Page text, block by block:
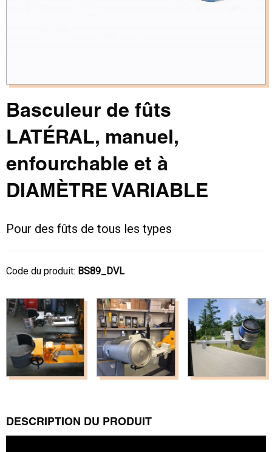
Basculeur de fûts
LATÉRAL, manuel,
enfourchable et à
DIAMÈTRE VARIABLE
Pour des fûts de tous les types
Code du produit: BS89_DVL
DESCRIPTION DU PRODUIT